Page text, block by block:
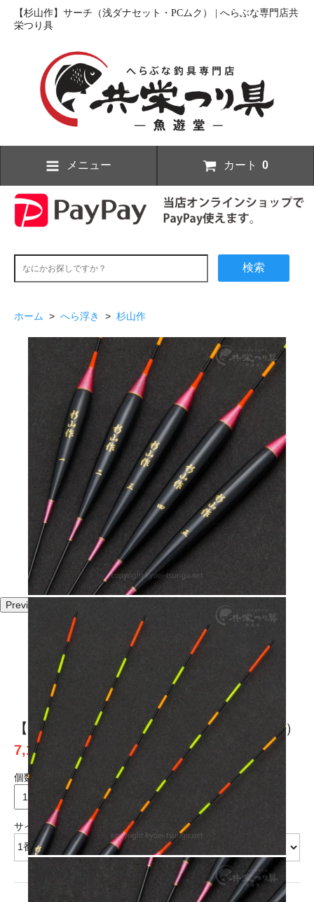
【杉山作】サーチ（浅ダナセット・PCムク） | へらぶな専門店共
栄つり具
メニュー カート 0
検索
ホーム > へら浮き > 杉山作
Previous
【杉山作】サーチ（浅ダナセット・PCムク）
7,150円(税込)
個数
サイズ
7,150円(税込)